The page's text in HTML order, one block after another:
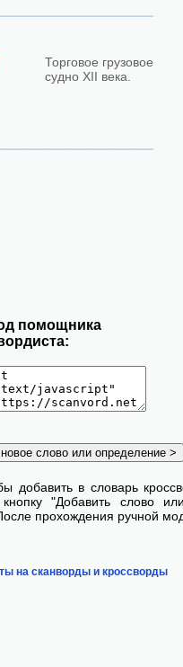
Торговое грузовое
судно XII века.
помощника
добавить в словарь
"Добавить слово
прохождения ручной
на сканворды и кроссворды